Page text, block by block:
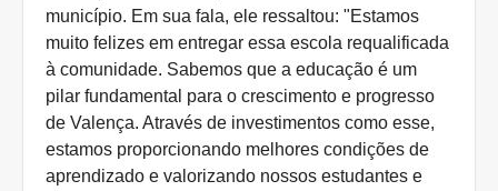
município. Em sua fala, ele ressaltou: "Estamos
muito felizes em entregar essa escola requalificada
à comunidade. Sabemos que a educação é um
pilar fundamental para o crescimento e progresso
de Valença. Através de investimentos como esse,
estamos proporcionando melhores condições de
aprendizado e valorizando nossos estudantes e